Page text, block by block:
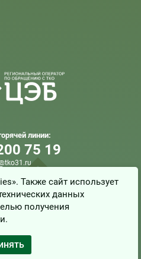
линии:
75 19
Безопасности»
Также сайт использует
данных
получения